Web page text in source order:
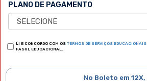
PLANO DE PAGAMENTO
LI E CONCORDO COM OS TERMOS DE SERVIÇOS EDUCACIONAIS
FASUL EDUCACIONAL.
No Boleto em 12X,